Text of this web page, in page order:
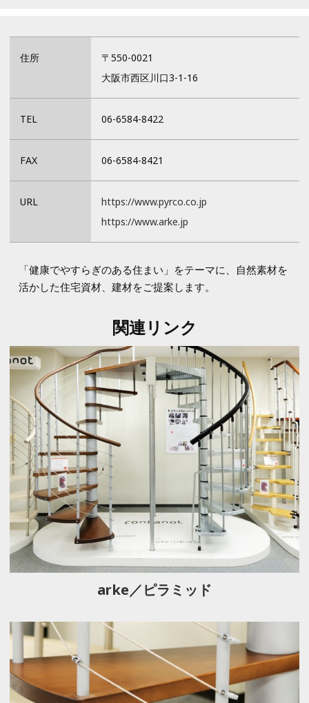
住所
〒550-0021
大阪市西区川口3-1-16
TEL 06-6584-8422
FAX 06-6584-8421
URL
https://www.pyrco.co.jp
https://www.arke.jp
「健康でやすらぎのある住まい」をテーマに、自然素材を
活かした住宅資材、建材をご提案します。
関連リンク
arke／ピラミッド